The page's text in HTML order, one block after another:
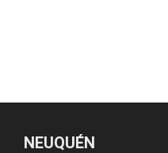
NEUQUÉN